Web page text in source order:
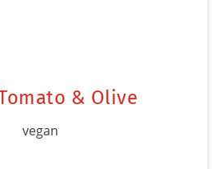
& Olive
vegan